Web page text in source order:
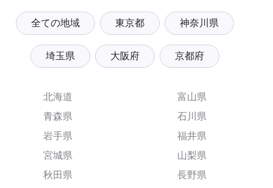
全ての地域 東京都 神奈川県
埼玉県 大阪府 京都府
北海道
青森県
岩手県
宮城県
秋田県
富山県
石川県
福井県
山梨県
長野県